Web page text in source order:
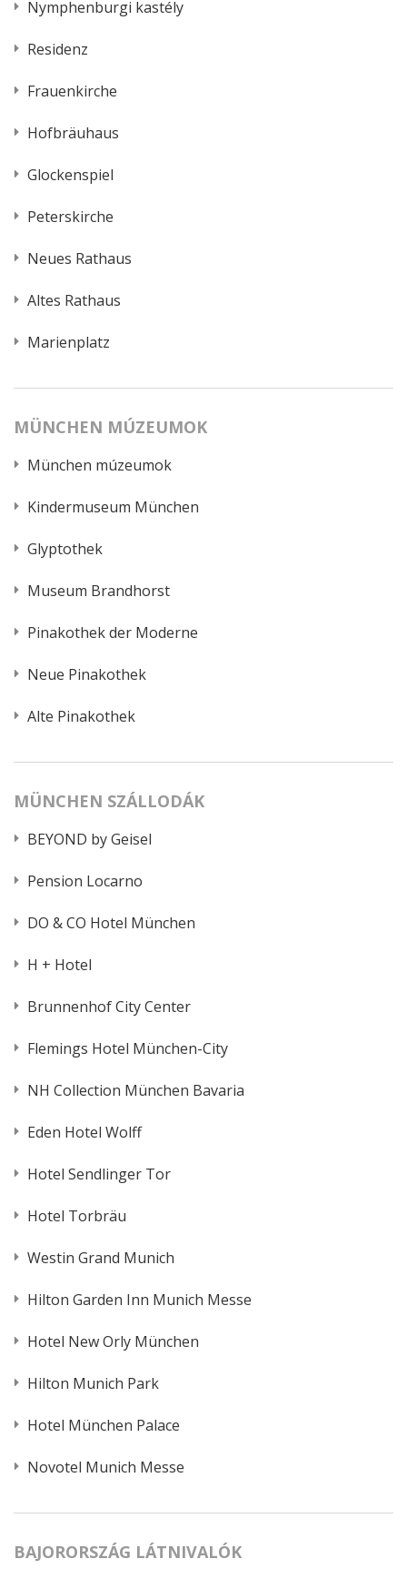
Nymphenburgi kastély
Residenz
Frauenkirche
Hofbräuhaus
Glockenspiel
Peterskirche
Neues Rathaus
Altes Rathaus
Marienplatz
MÜNCHEN MÚZEUMOK
München múzeumok
Kindermuseum München
Glyptothek
Museum Brandhorst
Pinakothek der Moderne
Neue Pinakothek
Alte Pinakothek
MÜNCHEN SZÁLLODÁK
BEYOND by Geisel
Pension Locarno
DO & CO Hotel München
H + Hotel
Brunnenhof City Center
Flemings Hotel München-City
NH Collection München Bavaria
Eden Hotel Wolff
Hotel Sendlinger Tor
Hotel Torbräu
Westin Grand Munich
Hilton Garden Inn Munich Messe
Hotel New Orly München
Hilton Munich Park
Hotel München Palace
Novotel Munich Messe
BAJORORSZÁG LÁTNIVALÓK